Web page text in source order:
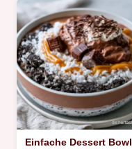
Einfache Dessert Bowl